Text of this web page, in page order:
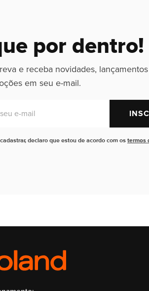
por dentro!
e receba novidades, lançamentos
em seu e-mail.
declaro que estou de acordo com os termos